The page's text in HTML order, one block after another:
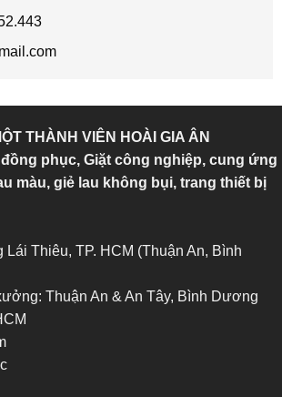
THÀNH VIÊN HOÀI GIA ÂN
phục, Giặt công nghiệp, cung ứng
màu, giẻ lau không bụi, trang thiết bị
Thiêu, TP. HCM (Thuận An, Bình
Thuận An & An Tây, Bình Dương